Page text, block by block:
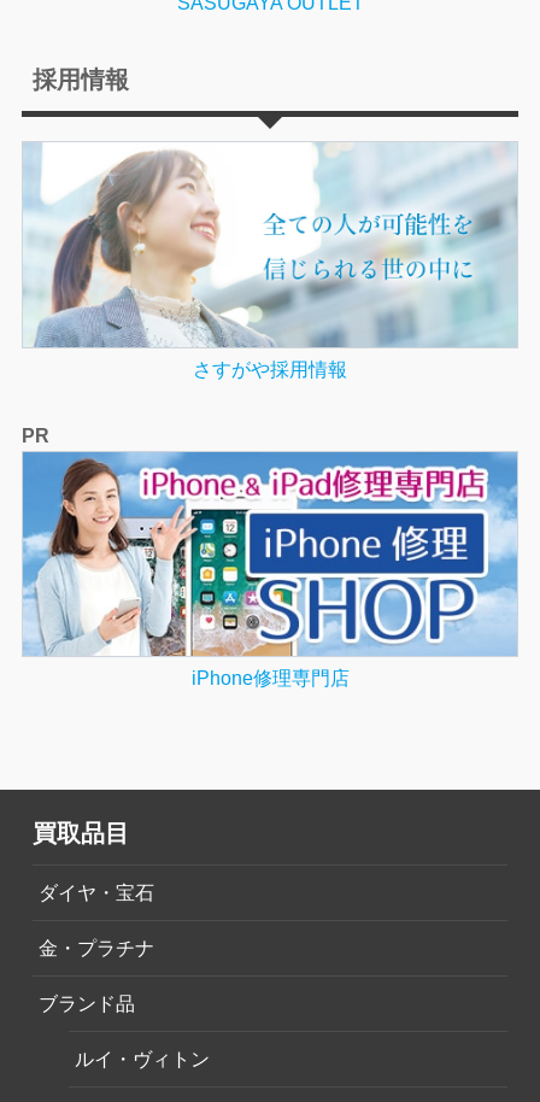
採用情報
さすがや採用情報
PR
iPhone修理専門店
買取品目
ダイヤ・宝石
金・プラチナ
ブランド品
ルイ・ヴィトン